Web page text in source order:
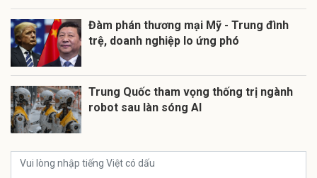
Đàm phán thương mại Mỹ - Trung đình
trệ, doanh nghiệp lo ứng phó
Trung Quốc tham vọng thống trị ngành
robot sau làn sóng AI